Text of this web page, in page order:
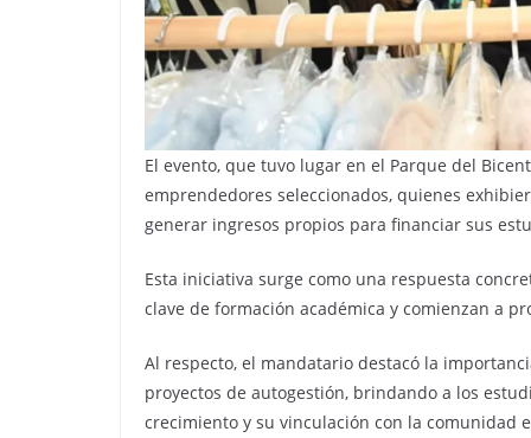
El evento, que tuvo lugar en el Parque del
emprendedores seleccionados, quienes
generar ingresos propios para financiar sus
Esta iniciativa surge como una respuesta
clave de formación académica y comienzan a
Al respecto, el mandatario destacó la
proyectos de autogestión, brindando a los
crecimiento y su vinculación con la comunidad